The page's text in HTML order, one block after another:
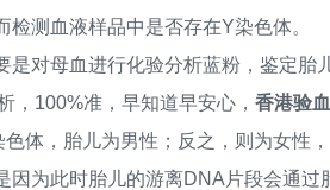
检测血液样品中是否存在Y染色体。
对母血进行化验分析蓝粉，鉴定胎
，100%准，早知道早安心， 香港验
色体，胎儿为男性；反之，则为女性
因为此时胎儿的游离DNA片段会通过